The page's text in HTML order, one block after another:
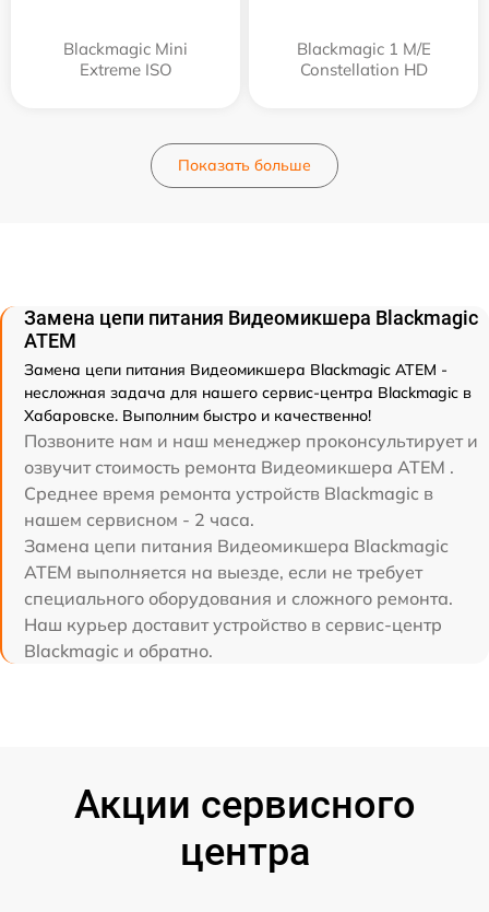
Blackmagic Mini
Extreme ISO
Blackmagic 1 M/E
Constellation HD
Показать больше
Замена цепи питания Видеомикшера Blackmagic
ATEM
Замена цепи питания Видеомикшера Blackmagic ATEM -
несложная задача для нашего сервис-центра Blackmagic в
Хабаровске. Выполним быстро и качественно!
Позвоните нам и наш менеджер проконсультирует и
озвучит стоимость ремонта Видеомикшера ATEM .
Среднее время ремонта устройств Blackmagic в
нашем сервисном - 2 часа.
Замена цепи питания Видеомикшера Blackmagic
ATEM выполняется на выезде, если не требует
специального оборудования и сложного ремонта.
Наш курьер доставит устройство в сервис-центр
Blackmagic и обратно.
Акции сервисного
центра